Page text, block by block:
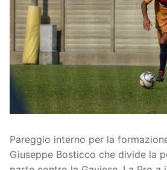
Home
Società
La Storia
Organigramma
Centro Sportivo
Prima Squadra
Settore Giovanile
Organizzazione
Campionati
Pareggio interno per la
Giuseppe Bosticco che divide la